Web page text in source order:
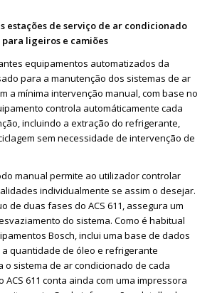
estações de serviço de ar condicionado
para ligeiros e camiões
equipamentos automatizados da
para a manutenção dos sistemas de ar
a mínima intervenção manual, com base no
controla automáticamente cada
incluindo a extração do refrigerante,
sem necessidade de intervenção de
manual permite ao utilizador controlar
individualmente se assim o desejar.
de duas fases do ACS 611, assegura um
do sistema. Como é habitual
Bosch, inclui uma base de dados
quantidade de óleo e refrigerante
o sistema de ar condicionado de cada
ACS 611 conta ainda com uma impressora